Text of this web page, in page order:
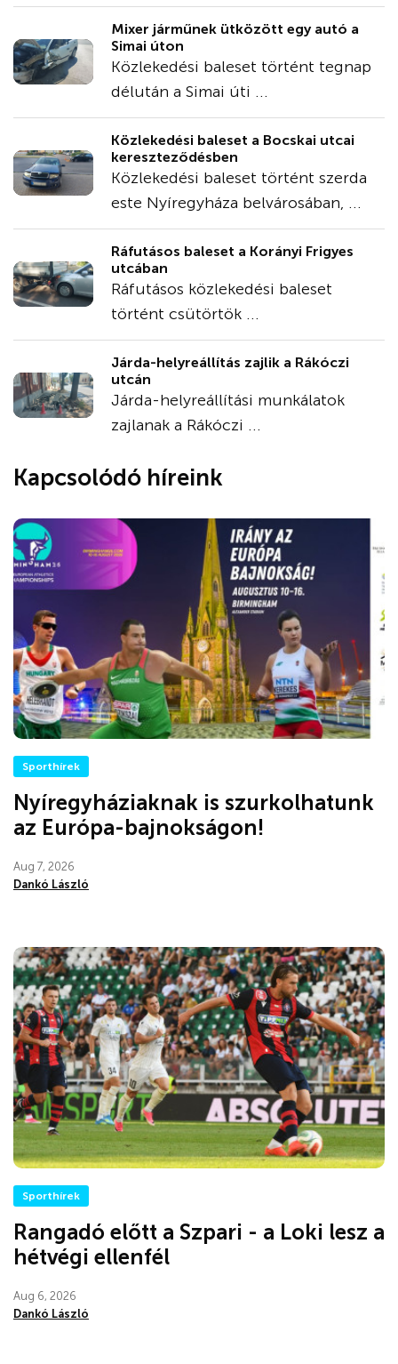
Mixer járműnek ütközött egy autó a
Simai úton
Közlekedési baleset történt tegnap
délután a Simai úti ...
Közlekedési baleset a Bocskai utcai
kereszteződésben
Közlekedési baleset történt szerda
este Nyíregyháza belvárosában, ...
Ráfutásos baleset a Korányi Frigyes
utcában
Ráfutásos közlekedési baleset
történt csütörtök ...
Járda-helyreállítás zajlik a Rákóczi
utcán
Járda-helyreállítási munkálatok
zajlanak a Rákóczi ...
Kapcsolódó híreink
Sporthírek
Nyíregyháziaknak is szurkolhatunk
az Európa-bajnokságon!
Aug 7, 2026
Dankó László
Sporthírek
Rangadó előtt a Szpari - a Loki lesz a
hétvégi ellenfél
Aug 6, 2026
Dankó László